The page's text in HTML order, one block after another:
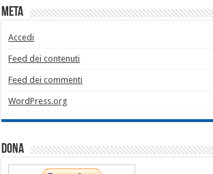
Meta
Accedi
Feed dei contenuti
Feed dei commenti
WordPress.org
Dona